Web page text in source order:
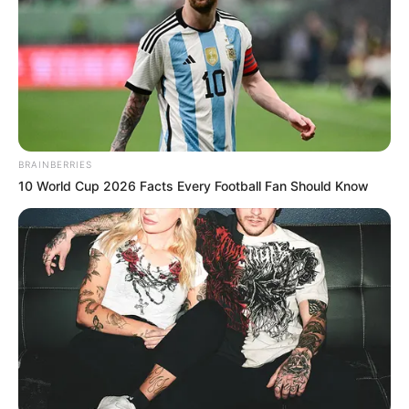
Döbbenetes bejelentést tett Magyar Péter: Az
orbáni maffia megkísérli értékesíteni a lopott
magyarországi vagyonelemeit.
BRAINBERRIES
10 World Cup 2026 Facts Every Football Fan Should Know